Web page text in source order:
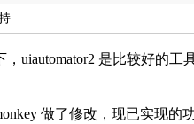
uiautomator2 是比较好的
做了修改，现已实现的